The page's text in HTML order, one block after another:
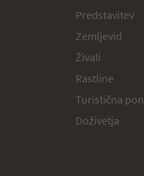
Predstavitev
Zemljevid
Živali
Rastline
Turistična
Doživetja